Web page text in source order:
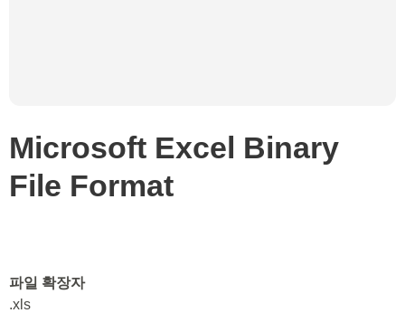
Microsoft Excel Binary
File Format
파일 확장자
.xls